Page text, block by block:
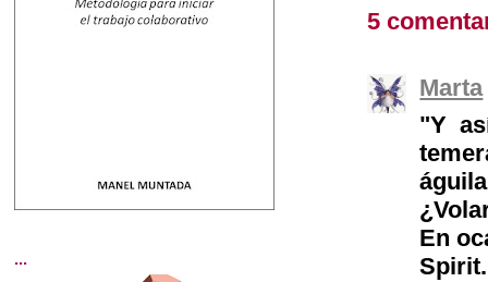
5
Marta
"Y
En
...